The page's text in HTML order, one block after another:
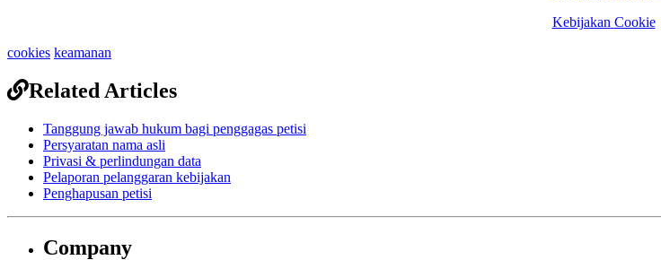
Kebijakan Cookie
cookies keamanan
Related Articles
Tanggung jawab hukum bagi penggagas petisi
Persyaratan nama asli
Privasi & perlindungan data
Pelaporan pelanggaran kebijakan
Penghapusan petisi
Company